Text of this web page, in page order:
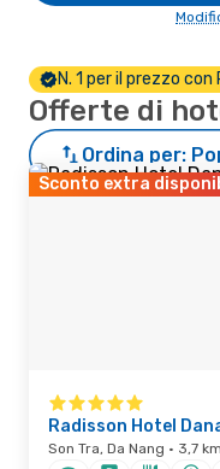
N. 1 per il prezzo con
Offerte di
Ordina per:
Sconto extra
Radisson Hotel
Son Tra, Da Nang · 3,7